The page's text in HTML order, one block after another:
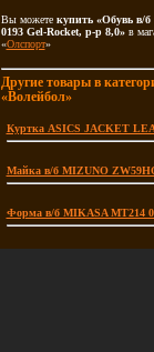
Вы можете купить «Обувь в/б
0193 Gel-Rocket, р-р 8,0»в
«Олспорт»
Другие товары в
«Волейбол»
Куртка ASICS JACKET
Майка в/б MIZUNO
Форма в/б MIKASA MT214